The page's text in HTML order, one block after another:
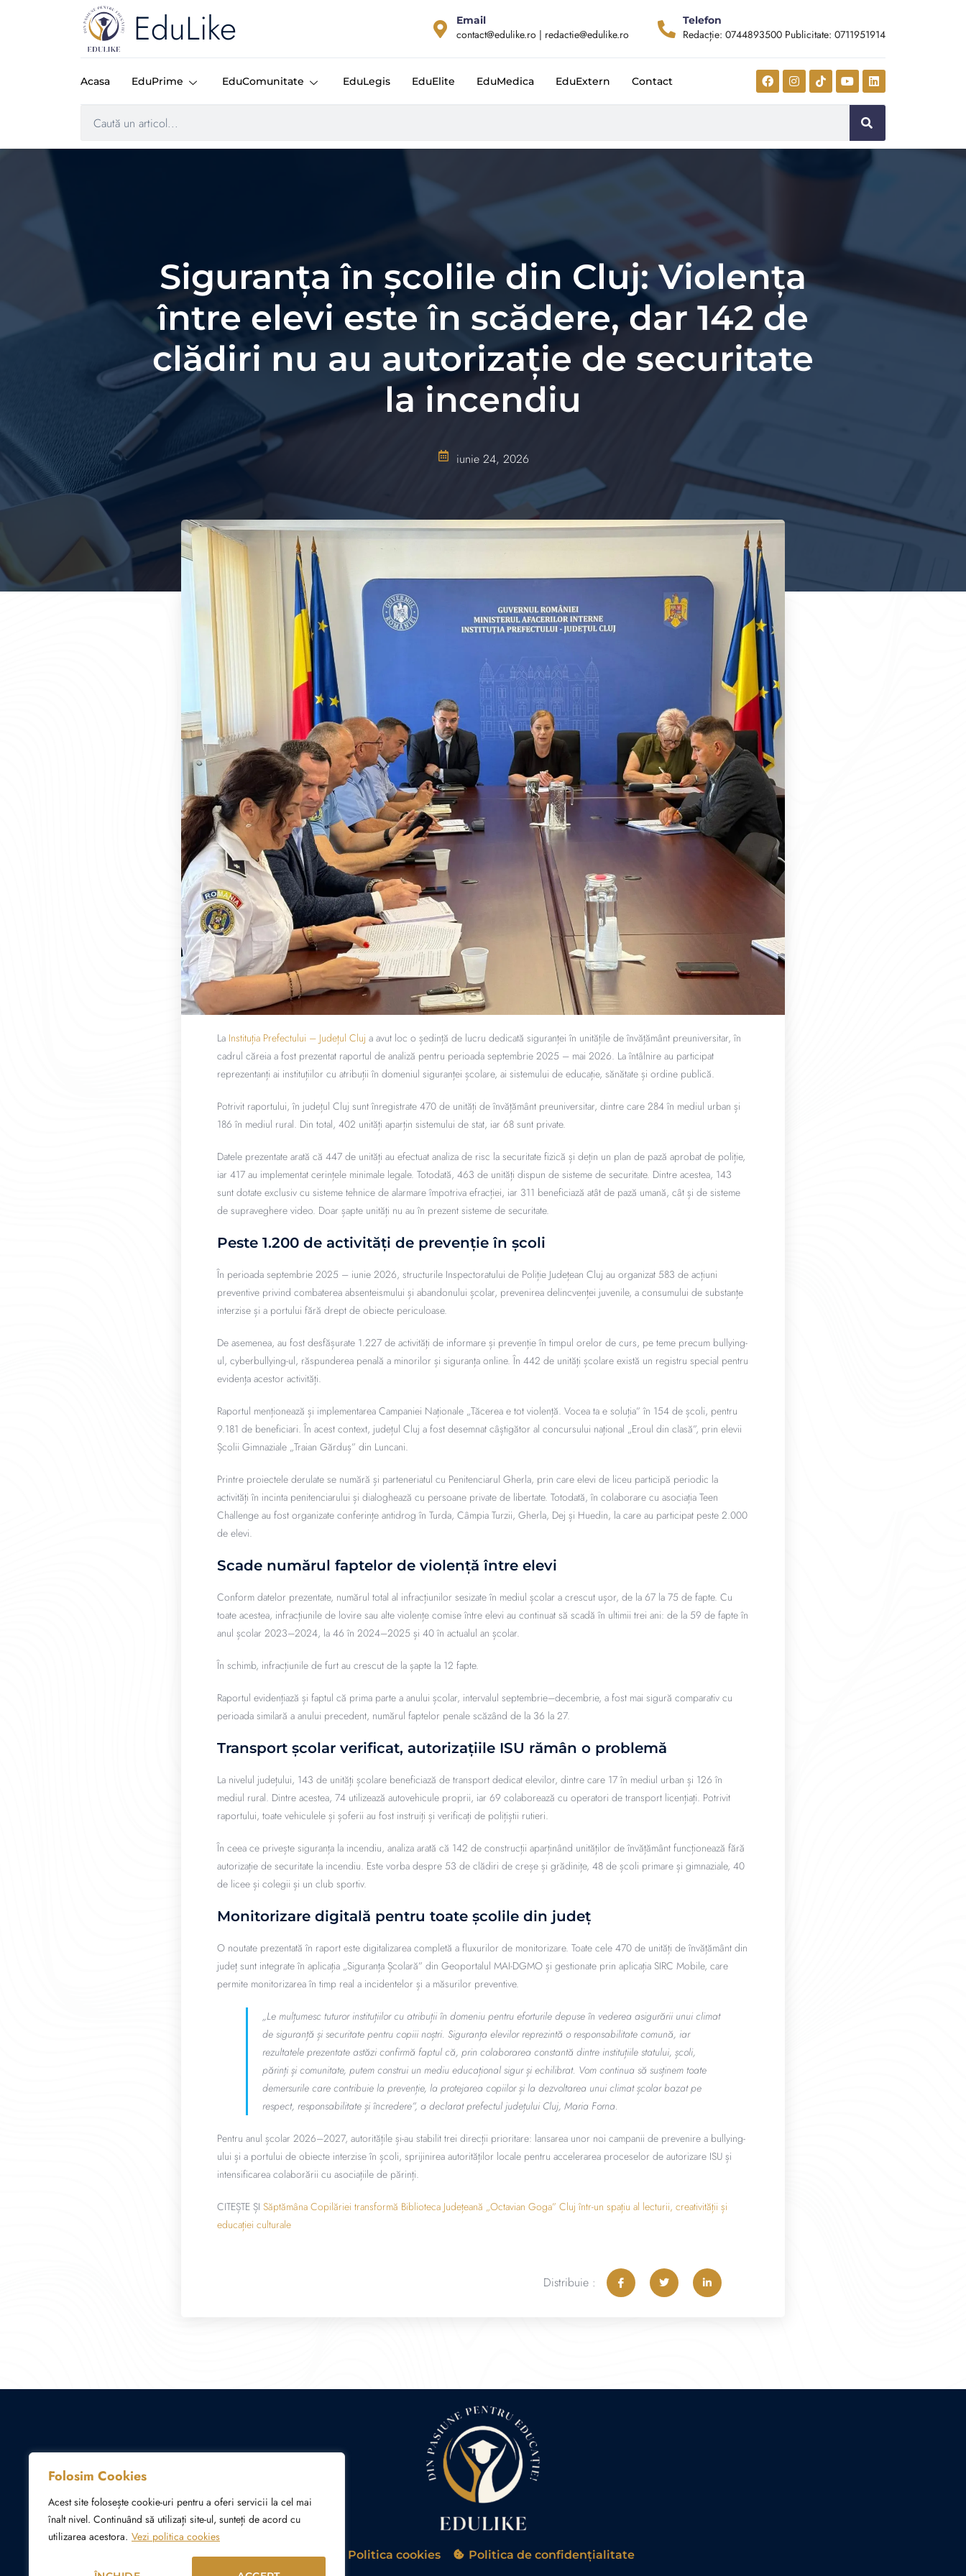
Folosim Cookies
Acest site folosește cookie-uri pentru a oferi servicii la cel mai
înalt nivel. Continuând să utilizați site-ul, sunteți de acord cu
utilizarea acestora. Vezi politica cookies
EduLike Email
contact@edulike.ro | redactie@edulike.ro
Telefon
Redacție: 0744893500 Publicitate: 0711951914
Acasa EduPrime EduComunitate EduLegis EduElite EduMedica EduExtern Contact
Siguranța în școlile din Cluj: Violența
între elevi este în scădere, dar 142 de
clădiri nu au autorizație de securitate
la incendiu
iunie 24, 2026
La Instituția Prefectului – Județul Cluj a avut loc o ședință de lucru dedicată siguranței în unitățile de învățământ preuniversitar, în
cadrul căreia a fost prezentat raportul de analiză pentru perioada septembrie 2025 – mai 2026. La întâlnire au participat
reprezentanți ai instituțiilor cu atribuții în domeniul siguranței școlare, ai sistemului de educație, sănătate și ordine publică.
Potrivit raportului, în județul Cluj sunt înregistrate 470 de unități de învățământ preuniversitar, dintre care 284 în mediul urban și
186 în mediul rural. Din total, 402 unități aparțin sistemului de stat, iar 68 sunt private.
Datele prezentate arată că 447 de unități au efectuat analiza de risc la securitate fizică și dețin un plan de pază aprobat de poliție,
iar 417 au implementat cerințele minimale legale. Totodată, 463 de unități dispun de sisteme de securitate. Dintre acestea, 143
sunt dotate exclusiv cu sisteme tehnice de alarmare împotriva efracției, iar 311 beneficiază atât de pază umană, cât și de sisteme
de supraveghere video. Doar șapte unități nu au în prezent sisteme de securitate.
Peste 1.200 de activități de prevenție în școli
În perioada septembrie 2025 – iunie 2026, structurile Inspectoratului de Poliție Județean Cluj au organizat 583 de acțiuni
preventive privind combaterea absenteismului și abandonului școlar, prevenirea delincvenței juvenile, a consumului de substanțe
interzise și a portului fără drept de obiecte periculoase.
De asemenea, au fost desfășurate 1.227 de activități de informare și prevenție în timpul orelor de curs, pe teme precum bullying-
ul, cyberbullying-ul, răspunderea penală a minorilor și siguranța online. În 442 de unități școlare există un registru special pentru
evidența acestor activități.
Raportul menționează și implementarea Campaniei Naționale „Tăcerea e tot violență. Vocea ta e soluția” în 154 de școli, pentru
9.181 de beneficiari. În acest context, județul Cluj a fost desemnat câștigător al concursului național „Eroul din clasă”, prin elevii
Școlii Gimnaziale „Traian Gărduș” din Luncani.
Printre proiectele derulate se numără și parteneriatul cu Penitenciarul Gherla, prin care elevi de liceu participă periodic la
activități în incinta penitenciarului și dialoghează cu persoane private de libertate. Totodată, în colaborare cu asociația Teen
Challenge au fost organizate conferințe antidrog în Turda, Câmpia Turzii, Gherla, Dej și Huedin, la care au participat peste 2.000
de elevi.
Scade numărul faptelor de violență între elevi
Conform datelor prezentate, numărul total al infracțiunilor sesizate în mediul școlar a crescut ușor, de la 67 la 75 de fapte. Cu
toate acestea, infracțiunile de lovire sau alte violențe comise între elevi au continuat să scadă în ultimii trei ani: de la 59 de fapte în
anul școlar 2023–2024, la 46 în 2024–2025 și 40 în actualul an școlar.
În schimb, infracțiunile de furt au crescut de la șapte la 12 fapte.
Raportul evidențiază și faptul că prima parte a anului școlar, intervalul septembrie–decembrie, a fost mai sigură comparativ cu
perioada similară a anului precedent, numărul faptelor penale scăzând de la 36 la 27.
Transport școlar verificat, autorizațiile ISU rămân o problemă
La nivelul județului, 143 de unități școlare beneficiază de transport dedicat elevilor, dintre care 17 în mediul urban și 126 în
mediul rural. Dintre acestea, 74 utilizează autovehicule proprii, iar 69 colaborează cu operatori de transport licențiați. Potrivit
raportului, toate vehiculele și șoferii au fost instruiți și verificați de polițiștii rutieri.
În ceea ce privește siguranța la incendiu, analiza arată că 142 de construcții aparținând unităților de învățământ funcționează fără
autorizație de securitate la incendiu. Este vorba despre 53 de clădiri de creșe și grădinițe, 48 de școli primare și gimnaziale, 40
de licee și colegii și un club sportiv.
Monitorizare digitală pentru toate școlile din județ
O noutate prezentată în raport este digitalizarea completă a fluxurilor de monitorizare. Toate cele 470 de unități de învățământ din
județ sunt integrate în aplicația „Siguranța Școlară” din Geoportalul MAI-DGMO și gestionate prin aplicația SIRC Mobile, care
permite monitorizarea în timp real a incidentelor și a măsurilor preventive.
„Le mulțumesc tuturor instituțiilor cu atribuții în domeniu pentru eforturile depuse în vederea asigurării unui climat
de siguranță și securitate pentru copiii noștri. Siguranța elevilor reprezintă o responsabilitate comună, iar
rezultatele prezentate astăzi confirmă faptul că, prin colaborarea constantă dintre instituțiile statului, școli,
părinți și comunitate, putem construi un mediu educațional sigur și echilibrat. Vom continua să susținem toate
demersurile care contribuie la prevenție, la protejarea copiilor și la dezvoltarea unui climat școlar bazat pe
respect, responsabilitate și încredere”, a declarat prefectul județului Cluj, Maria Forna.
Pentru anul școlar 2026–2027, autoritățile și-au stabilit trei direcții prioritare: lansarea unor noi campanii de prevenire a bullying-
ului și a portului de obiecte interzise în școli, sprijinirea autorităților locale pentru accelerarea proceselor de autorizare ISU și
intensificarea colaborării cu asociațiile de părinți.
CITEȘTE ȘI Săptămâna Copilăriei transformă Biblioteca Județeană „Octavian Goga” Cluj într-un spațiu al lecturii, creativității și
educației culturale
Distribuie :
Politica cookies Politica de confidențialitate